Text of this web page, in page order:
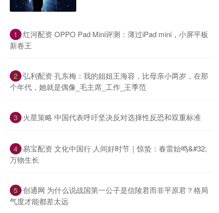
1
​红河配资 OPPO Pad Mini评测：薄过iPad mini，小屏平板
新卷王
2 ​弘利配资 孔东梅：我的姐姐王海容，比母亲小两岁，在那
个年代，她就是偶像_毛主席_工作_王季范
3 ​火星策略 中国代表呼吁坚决反对选择性反恐和双重标准
4 ​易宝配资 文化中国行·人间好时节｜惊蛰：春雷始鸣&#32;
万物生长
5 ​创通网 为什么说战国第一公子是信陵君而非平原君？格局
气度才能都差太远